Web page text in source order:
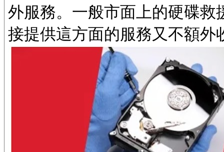
外服務。一般市面上的硬碟
接提供這方面的服務又不額外